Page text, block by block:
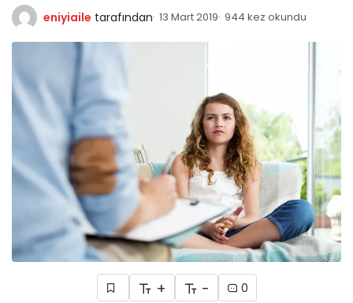
eniyiaile tarafından 13 Mart 2019 944 kez okundu
+ - 0